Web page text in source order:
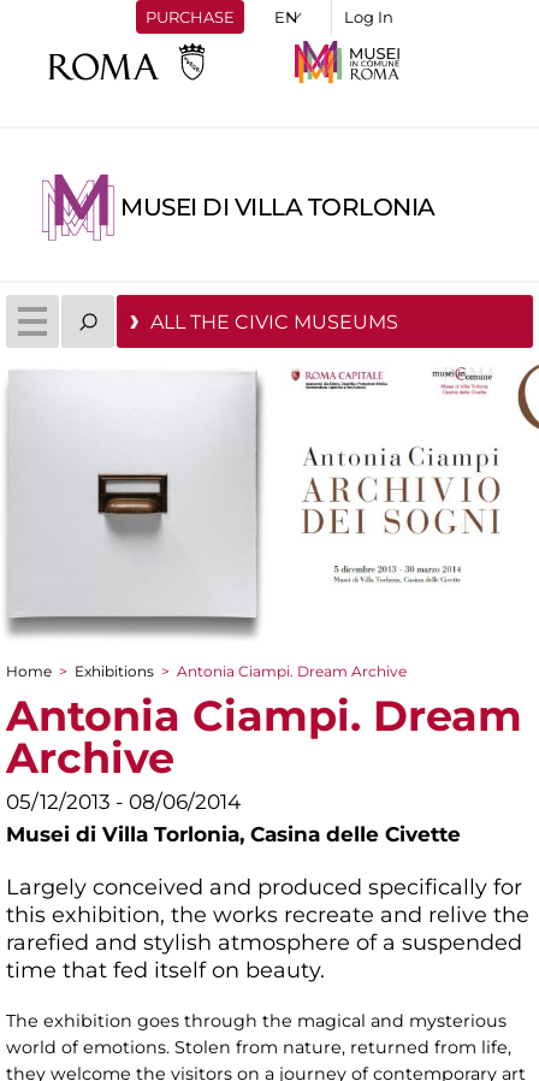
PURCHASE Log In
MUSEI DI VILLA TORLONIA
ALL THE CIVIC MUSEUMS
You are here
Home > Exhibitions > Antonia Ciampi. Dream Archive
Antonia Ciampi. Dream
Archive
05/12/2013 - 08/06/2014
Musei di Villa Torlonia, Casina delle Civette
Largely conceived and produced specifically for
this exhibition, the works recreate and relive the
rarefied and stylish atmosphere of a suspended
time that fed itself on beauty.
The exhibition goes through the magical and mysterious
world of emotions. Stolen from nature, returned from life,
they welcome the visitors on a journey of contemporary art